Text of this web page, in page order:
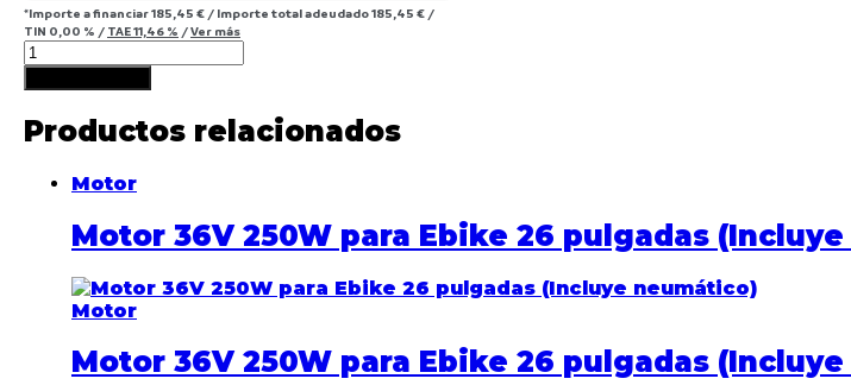
*Importe a financiar185,45 € / Importe total adeudado185,45 € /
TIN 0,00 % / TAE11,46 % /Ver más
Productos relacionados
Motor
Motor 36V 250W para Ebike 26 pulgadas
Motor
Motor 36V 250W para Ebike 26 pulgadas